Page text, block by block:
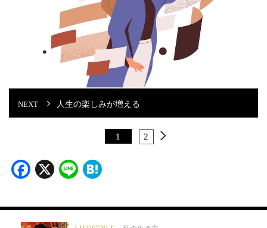
人生の楽しみが増える
1 2
Facebook
X Line